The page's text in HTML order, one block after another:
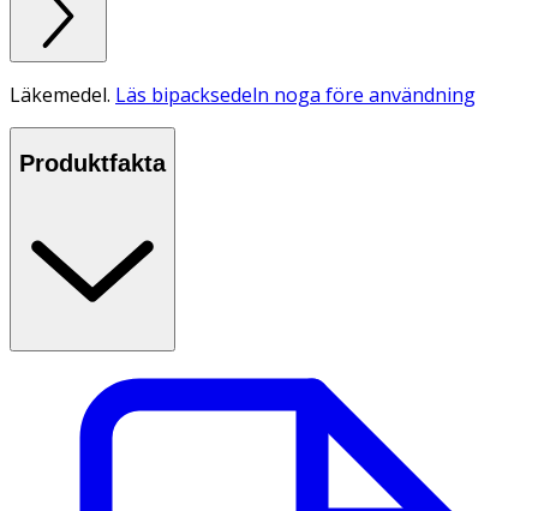
Läkemedel. Läs bipacksedeln noga före användning
Produktfakta